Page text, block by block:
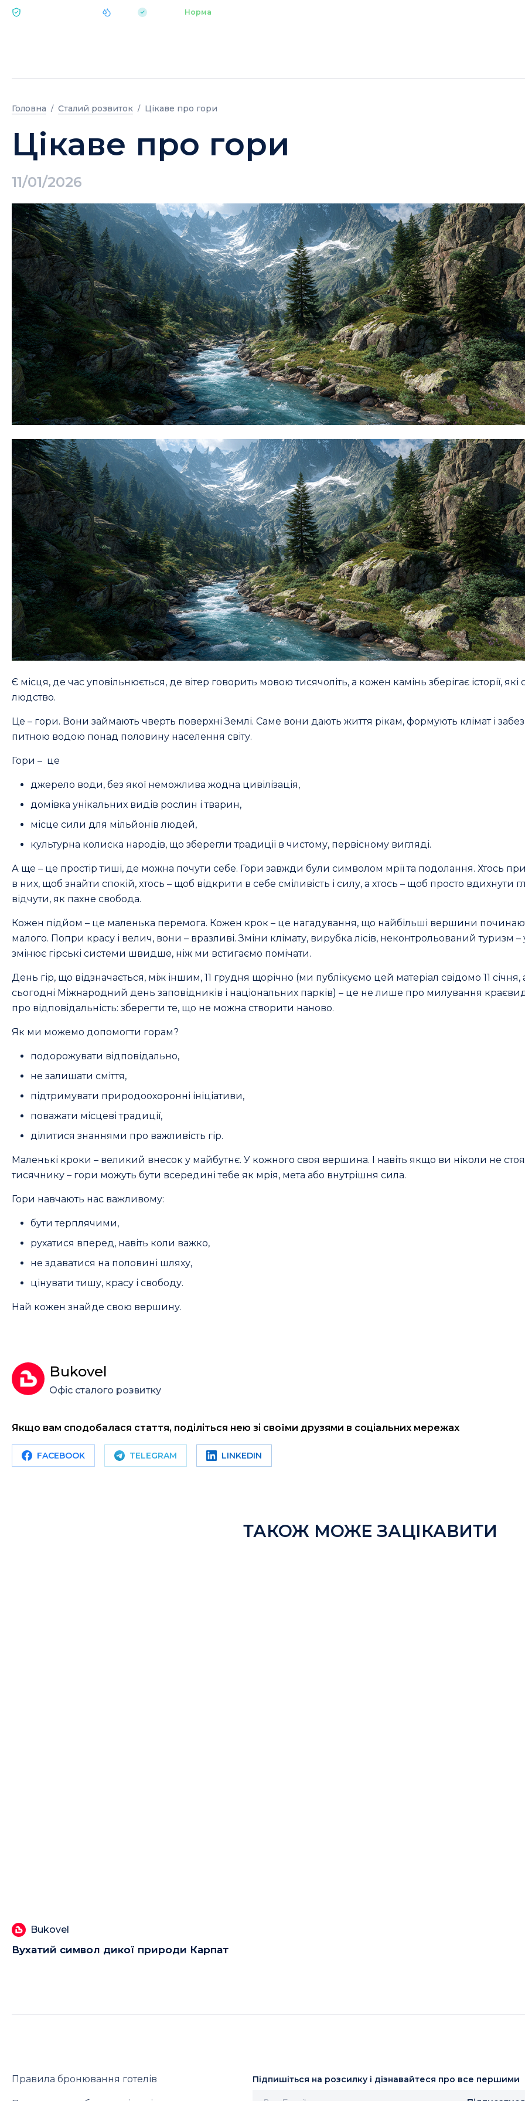
Аквапарк Норма
Головна Сталий розвиток Цікаве про гори
Цікаве про гори
11/01/2026
Є місця, де час уповільнюється, де вітер говорить мовою тисячоліть, а кожен камінь зберігає історії, які
людство.
Це – гори. Вони займають чверть поверхні Землі. Саме вони дають життя рікам, формують клімат і
питною водою понад половину населення світу.
Гори – це
джерело води, без якої неможлива жодна цивілізація,
домівка унікальних видів рослин і тварин,
місце сили для мільйонів людей,
культурна колиска народів, що зберегли традиції в чистому, первісному вигляді.
А ще – це простір тиші, де можна почути себе. Гори завжди були символом мрії та подолання. Хтось
в них, щоб знайти спокій, хтось – щоб відкрити в себе сміливість і силу, а хтось – щоб просто вдихнути
відчути, як пахне свобода.
Кожен підйом – це маленька перемога. Кожен крок – це нагадування, що найбільші вершини
малого. Попри красу і велич, вони – вразливі. Зміни клімату, вирубка лісів, неконтрольований туризм –
змінює гірські системи швидше, ніж ми встигаємо помічати.
День гір, що відзначається, між іншим, 11 грудня щорічно (ми публікуємо цей матеріал свідомо 11
сьогодні Міжнародний день заповідників і національних парків) – це не лише про милування
про відповідальність: зберегти те, що не можна створити наново.
Як ми можемо допомогти горам?
подорожувати відповідально,
не залишати сміття,
підтримувати природоохоронні ініціативи,
поважати місцеві традиції,
ділитися знаннями про важливість гір.
Маленькі кроки – великий внесок у майбутнє. У кожного своя вершина. І навіть якщо ви ніколи не
тисячнику – гори можуть бути всередині тебе як мрія, мета або внутрішня сила.
Гори навчають нас важливому:
бути терплячими,
рухатися вперед, навіть коли важко,
не здаватися на половині шляху,
цінувати тишу, красу і свободу.
Най кожен знайде свою вершину.
Bukovel
Офіс сталого розвитку
Якщо вам сподобалася стаття, поділіться нею зі своїми друзями в соціальних мережах
FACEBOOK TELEGRAM LINKEDIN
ТАКОЖ МОЖЕ ЗАЦІКАВИТИ
Bukovel
Вухатий символ дикої природи Карпат
Правила бронювання готелів Підпишіться на розсилку і дізнавайтеся про все першими